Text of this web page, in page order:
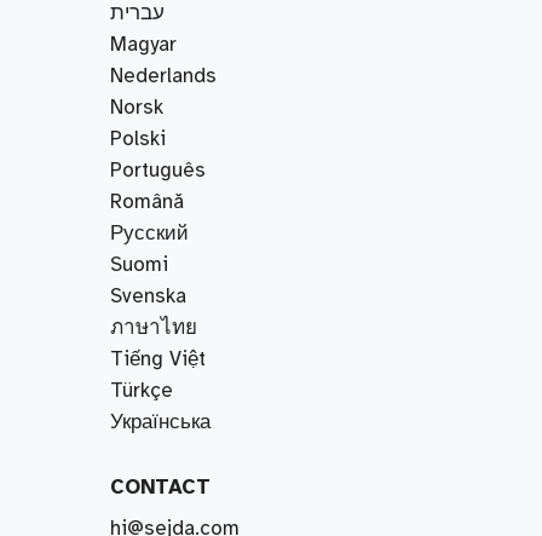
עברית
Magyar
Nederlands
Norsk
Polski
Português
Română
Русский
Suomi
Svenska
ภาษาไทย
Tiếng Việt
Türkçe
Українська
CONTACT
hi@sejda.com